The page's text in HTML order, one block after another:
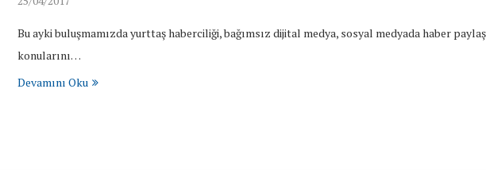
Bu ayki buluşmamızda yurttaş haberciliği, bağımsız dijital medya, sosyal medyada haber
konularını…
Devamını Oku